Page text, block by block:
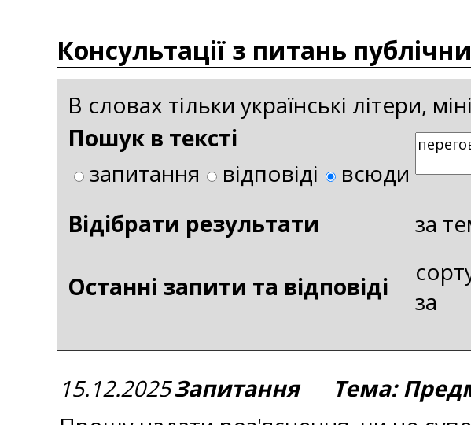
Консультації з питань
В словах тільки українські літери,
Пошук в тексті
запитання
відповіді
всюди
Bідібрати результати
за
Останні запити та відповіді
за
15.12.2025Запитання Тема: